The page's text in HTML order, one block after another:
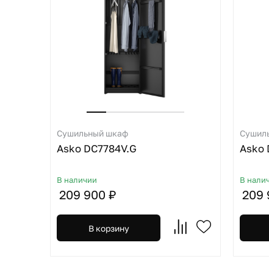
Сушильный шкаф
Asko DC7784V.G
В наличии
209 900 ₽
В корзину
Asko
В
209